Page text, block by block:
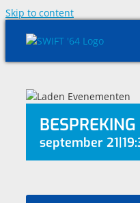
Skip to content
september